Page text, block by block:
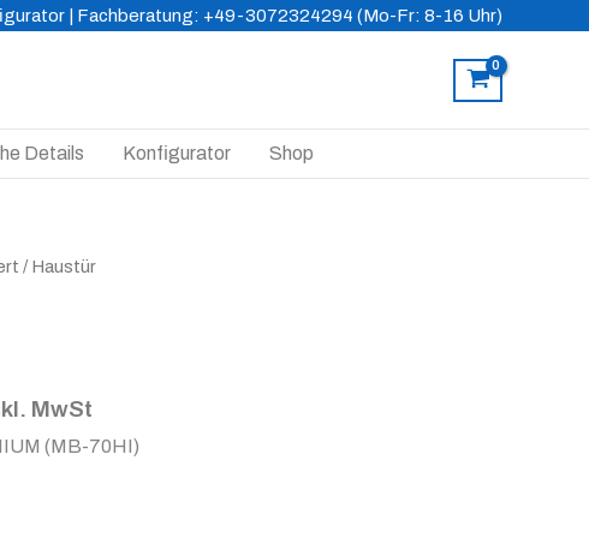
| Fachberatung: +49-3072324294 (Mo-Fr: 8-16 Uhr)
Details Konfigurator Shop
/ Haustür
MwSt
(MB-70HI)